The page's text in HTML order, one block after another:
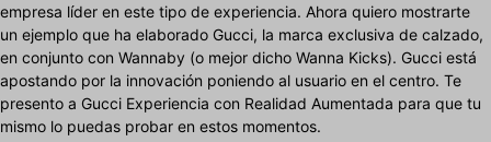
empresa líder en este tipo de experiencia. Ahora quiero mostrarte
un ejemplo que ha elaborado Gucci, la marca exclusiva de calzado,
en conjunto con Wannaby (o mejor dicho Wanna Kicks). Gucci está
apostando por la innovación poniendo al usuario en el centro. Te
presento a Gucci Experiencia con Realidad Aumentada para que tu
mismo lo puedas probar en estos momentos.